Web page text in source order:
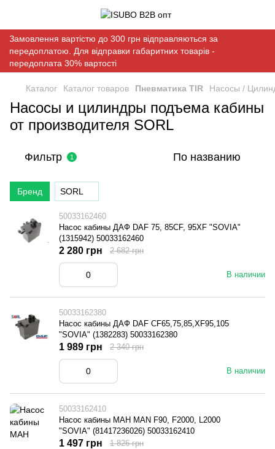
Замовлення вартістю до 300 грн відправляються за
передоплатою. Для відправки габаритних товарів -
передоплата 30% вартості
Каталог Каталог товаров Пневматика TIR Насосы /
Насосы и цилиндры подъема кабины
от производителя SORL
Фильтр 1 По названию
Бренд SORL
50033162460
Насос кабины ДАФ DAF 75, 85CF, 95XF "SOVIA"
(1315942) 50033162460
В наличии
2 280 грн 2 682 грн
50033162380
Насос кабины ДАФ DAF CF65,75,85,XF95,105
"SOVIA" (1382283) 50033162380
В наличии
1 989 грн 2 340 грн
50033162410
Насос кабины МАН MAN F90, F2000, L2000
"SOVIA" (81417236026) 50033162410
1 497 грн 1 826 грн